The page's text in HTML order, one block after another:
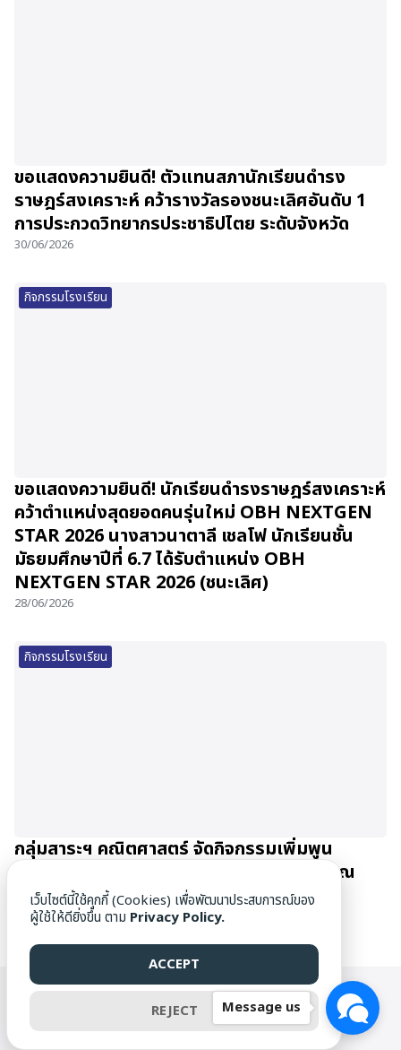
ขอแสดงความยินดี! ตัวแทนสภานักเรียนดำรง
ราษฎร์สงเคราะห์ คว้ารางวัลรองชนะเลิศอันดับ 1
การประกวดวิทยากรประชาธิปไตย ระดับจังหวัด
30/06/2026
กิจกรรมโรงเรียน
ขอแสดงความยินดี! นักเรียนดำรงราษฎร์สงเคราะห์
คว้าตำแหน่งสุดยอดคนรุ่นใหม่ OBH NEXTGEN
STAR 2026 นางสาวนาตาลี เชลโฟ นักเรียนชั้น
มัธยมศึกษาปีที่ 6.7 ได้รับตำแหน่ง OBH
NEXTGEN STAR 2026 (ชนะเลิศ)
28/06/2026
กิจกรรมโรงเรียน
กลุ่มสาระฯ คณิตศาสตร์ จัดกิจกรรมเพิ่มพูน
ประสบการณ์นักเรียน Gifted Math ม.4-5 ณ
มหาวิทยาลัยเชียงใหม่
27/06/2026
WWW.DAMRONG.AC.TH ©[1976] ALL RIGHTS RESERVED.
Message us
เว็บไซต์นี้ใช้คุกกี้ (Cookies) เพื่อพัฒนาประสบการณ์ของ
ผู้ใช้ให้ดียิ่งขึ้น ตาม Privacy Policy.
ACCEPT
REJECT